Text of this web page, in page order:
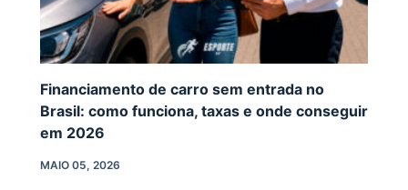
Financiamento de carro sem entrada no
Brasil: como funciona, taxas e onde conseguir
em 2026
MAIO 05, 2026